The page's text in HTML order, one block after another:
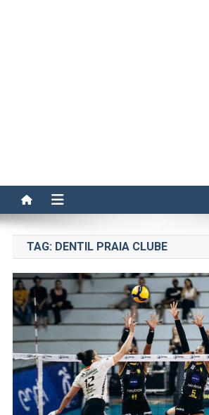
TAG: DENTIL PRAIA CLUBE